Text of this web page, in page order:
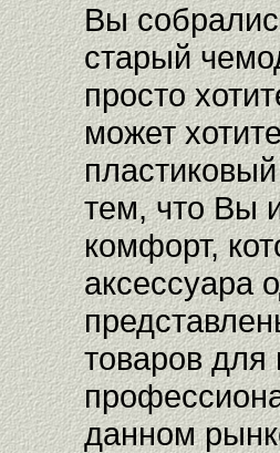
Вы
старый
просто
может
тем, что Вы
комфорт,
аксессуара
товаров
данном